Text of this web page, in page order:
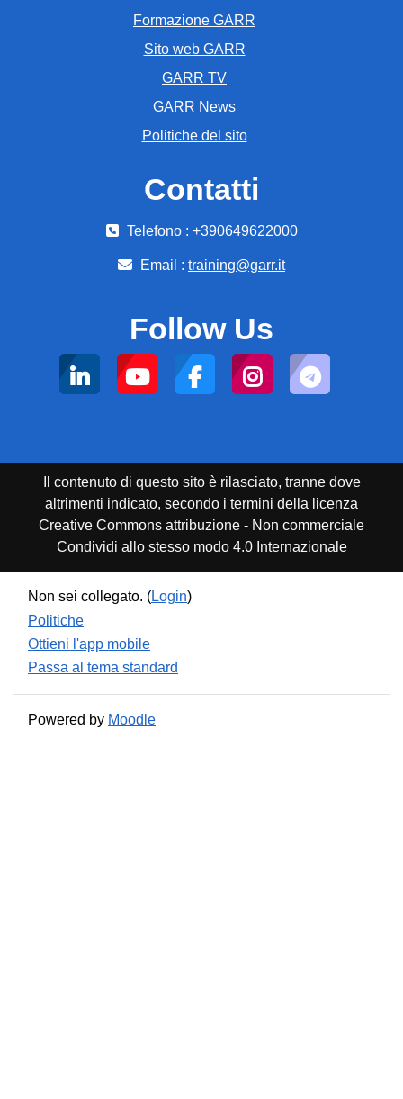
Formazione GARR
Sito web GARR
GARR TV
GARR News
Politiche del sito
Contatti
Telefono : +390649622000
Email : training@garr.it
Follow Us
Il contenuto di questo sito è rilasciato, tranne dove
altrimenti indicato, secondo i termini della licenza
Creative Commons attribuzione - Non commerciale
Condividi allo stesso modo 4.0 Internazionale
Non sei collegato. (Login)
Politiche
Ottieni l'app mobile
Passa al tema standard
Powered by Moodle